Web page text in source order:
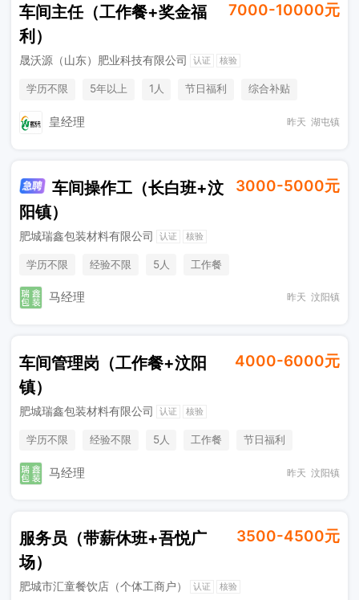
车间主任（工作餐+奖金福
利）
7000-10000元
晟沃源（山东）肥业科技有限公司 认证 核验
学历不限 5年以上 1人 节日福利
综合补贴
皇经理 昨天 湖屯镇
车间操作工（长白班+汶
阳镇）
3000-5000元
肥城瑞鑫包装材料有限公司 认证 核验
学历不限 经验不限 5人 工作餐
马经理 昨天 汶阳镇
车间管理岗（工作餐+汶阳
镇）
4000-6000元
肥城瑞鑫包装材料有限公司 认证 核验
学历不限 经验不限 5人 工作餐 节日福利
马经理 昨天 汶阳镇
服务员（带薪休班+吾悦广
场）
3500-4500元
肥城市汇童餐饮店（个体工商户） 认证 核验